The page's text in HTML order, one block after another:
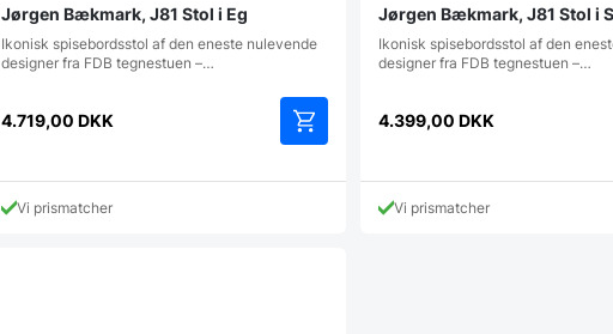
Jørgen Bækmark, J81 Stol i Eg
Ikonisk spisebordsstol af den eneste nulevende
designer fra FDB tegnestuen –…
4.719,00 DKK
Vi prismatcher
Jørgen Bækmark, J81 Stol i
Ikonisk spisebordsstol af den
designer fra FDB tegnestuen –…
4.399,00 DKK
Vi prismatcher